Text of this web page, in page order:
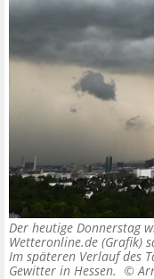
Der heutige Donnerstag
Wetteronline.de (Grafik)
Im späteren Verlauf des
Gewitter in Hessen. ©